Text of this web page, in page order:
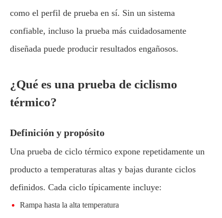
como el perfil de prueba en sí. Sin un sistema
confiable, incluso la prueba más cuidadosamente
diseñada puede producir resultados engañosos.
¿Qué es una prueba de ciclismo
térmico?
Definición y propósito
Una prueba de ciclo térmico expone repetidamente un
producto a temperaturas altas y bajas durante ciclos
definidos. Cada ciclo típicamente incluye:
Rampa hasta la alta temperatura